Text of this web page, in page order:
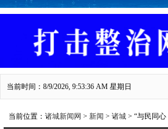
当前时间：8/9/2026, 9:53:37 AM 星期日
当前位置： 诸城新闻网 > 新闻 > 诸城 > “与民同